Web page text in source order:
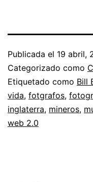
Publicada el 19 abril,
Categorizado como
Etiquetado como Bill
vida, fotgrafos,
inglaterra, mineros,
web 2.0